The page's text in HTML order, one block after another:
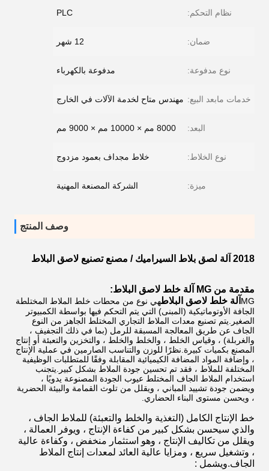
نظام التحكم: PLC
ضمان: 12 شهر
نوع مدفوعة: مدفوعة بالكهرباء
خدمات مابعد البيع: مهندس متاح لخدمة الآلات في الخارج
البعد: 8000 مم × 10000 مم × 9000 مم
نوع الخلاط: خلاط مجداف بعمود مزدوج
ميزة: الشركة المصنعة المهنية
وصف المنتج
2018 آلة لصق بلاط السيراميك / مصنع تصنيع لاصق البلاط
مقدمة من MG آلة خلط لاصق البلاط :
MG آلة خلط لاصق البلاطهي نوع من محطات خلط الملاط المختلطة
الجافة الأوتوماتيكية (المبنى) التي يتم التحكم فيها بواسطة الكمبيوتر
الصغير.يتم تصنيع معدات الملاط التجاري المختلط الجاهز من النوع
الجاف عن طريق المعالجة المسبقة للرمل (بما في ذلك التجفيف ،
والغربلة) ، وقياس الخلط ، والخلط والخلط ، والتخزين والتعبئة أو إنتاج
المصنع بكميات كبيرة.نظرًا للوزن والتناسب الصارمين في عملية الإنتاج
، وإضافة المواد المضافة الكيميائية المقابلة وفقًا للمتطلبات الوظيفية
المختلفة للملاط ، فقد تم تحسين جودة الملاط بشكل كبير.يتجنب
استخدام الملاط الجاف المختلط عيوب الجودة المصنوعة يدويًا ،
ويضمن جودة تشييد المباني ، ويقلل من تلوث القمامة والبيئة الحضرية
، ويحسن مستوى البناء الحضاري.
خط الإنتاج الكامل (التغذية والخلط والتعبئة) للملاط الجاف ،
والذي سيحسن بشكل كبير من كفاءة الإنتاج ، ويوفر العمالة ،
ويقلل من تكاليف الإنتاج ، وهو استثمار منخفض ، وكفاءة عالية
، وتشغيل سريع ، ومزايا عالية العائد لمعدات إنتاج الملاط
الجاف.ويشمل :